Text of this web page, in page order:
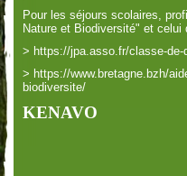
Pour les séjours scolaires,
Nature et Biodiversité" et cel ui
> https://jpa.asso.fr/classe-de-
> https://www.bretagne.bzh/
biodiversite/
KENAVO